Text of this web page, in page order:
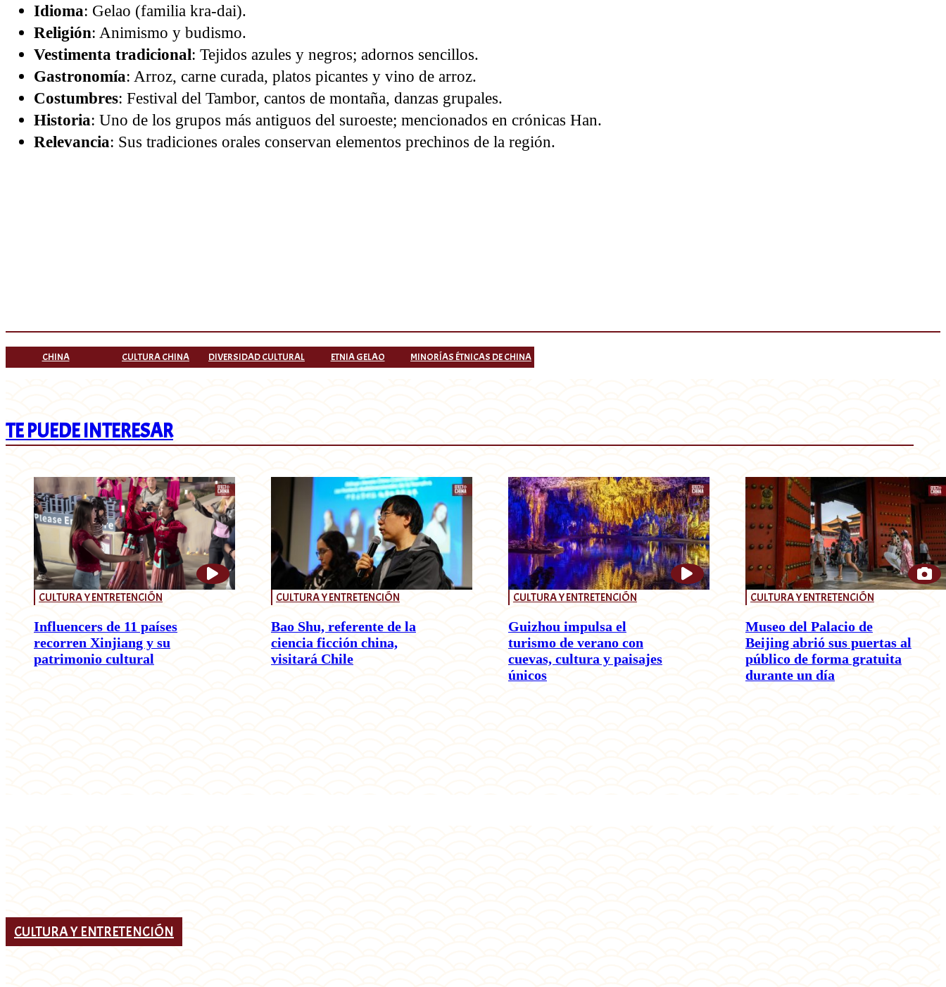
Idioma: Gelao (familia kra-dai).
Religión: Animismo y budismo.
Vestimenta tradicional: Tejidos azules y negros; adornos sencillos.
Gastronomía: Arroz, carne curada, platos picantes y vino de arroz.
Costumbres: Festival del Tambor, cantos de montaña, danzas grupales.
Historia: Uno de los grupos más antiguos del suroeste; mencionados en crónicas Han.
Relevancia: Sus tradiciones orales conservan elementos prechinos de la región.
CHINA CULTURA CHINA DIVERSIDAD CULTURAL ETNIA GELAO MINORÍAS ÉTNICAS DE CHINA
TE PUEDE INTERESAR
CULTURA Y ENTRETENCIÓN
Influencers de 11 países
recorren Xinjiang y su
patrimonio cultural
CULTURA Y ENTRETENCIÓN
Bao Shu, referente de la
ciencia ficción china,
visitará Chile
CULTURA Y ENTRETENCIÓN
Guizhou impulsa el
turismo de verano con
cuevas, cultura y paisajes
únicos
CULTURA Y ENTRETENCIÓN
Museo del Palacio de
Beijing abrió sus puertas al
público de forma gratuita
durante un día
CULTURA Y ENTRETENCIÓN